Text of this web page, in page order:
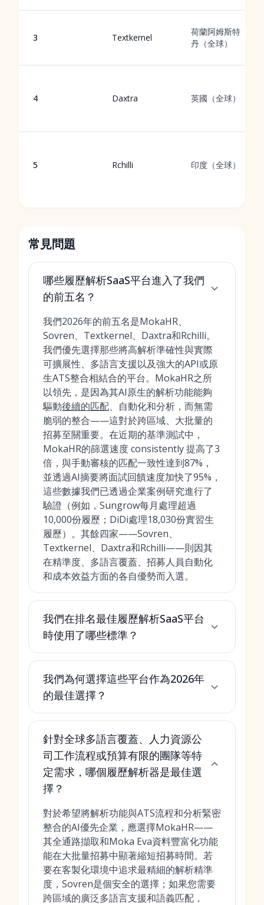
3 Textkernel
荷蘭阿姆斯特
丹（全球）
4 Daxtra 英國（全球）
5 Rchilli 印度（全球）
常見問題
哪些履歷解析SaaS平台進入了我們
的前五名？
我們2026年的前五名是MokaHR、
Sovren、Textkernel、Daxtra和Rchilli。
我們優先選擇那些將高解析準確性與實際
可擴展性、多語言支援以及強大的API或原
生ATS整合相結合的平台。MokaHR之所
以領先，是因為其AI原生的解析功能能夠
驅動後續的匹配、自動化和分析，而無需
脆弱的整合——這對於跨區域、大批量的
招募至關重要。在近期的基準測試中，
MokaHR的篩選速度 consistently 提高了3
倍，與手動審核的匹配一致性達到87%，
並透過AI摘要將面試回饋速度加快了95%，
這些數據我們已透過企業案例研究進行了
驗證（例如，Sungrow每月處理超過
10,000份履歷；DiDi處理18,030份實習生
履歷）。其餘四家——Sovren、
Textkernel、Daxtra和Rchilli——則因其
在精準度、多語言覆蓋、招募人員自動化
和成本效益方面的各自優勢而入選。
我們在排名最佳履歷解析SaaS平台
時使用了哪些標準？
我們為何選擇這些平台作為2026年
的最佳選擇？
針對全球多語言覆蓋、人力資源公
司工作流程或預算有限的團隊等特
定需求，哪個履歷解析器是最佳選
擇？
對於希望將解析功能與ATS流程和分析緊密
整合的AI優先企業，應選擇MokaHR——
其全通路擷取和Moka Eva資料豐富化功能
能在大批量招募中顯著縮短招募時間。若
要在客製化環境中追求最精細的解析精準
度，Sovren是個安全的選擇；如果您需要
跨區域的廣泛多語言支援和語義匹配，